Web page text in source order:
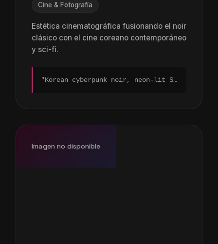
Cine & Fotografía
Estética cinematográfica fusionando el noir
clásico con el cine coreano contemporáneo
y sci-fi.
"Korean cyberpunk noir, neon-lit Seoul, cinematic composition, 70mm film grain..."
Imagen no disponible